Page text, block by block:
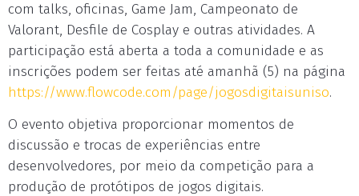
com talks, oficinas, Game Jam, Campeonato de
Valorant, Desfile de Cosplay e outras atividades. A
participação está aberta a toda a comunidade e as
inscrições podem ser feitas até amanhã (5) na página
https://www.flowcode.com/page/jogosdigitaisuniso.
O evento objetiva proporcionar momentos de
discussão e trocas de experiências entre
desenvolvedores, por meio da competição para a
produção de protótipos de jogos digitais.